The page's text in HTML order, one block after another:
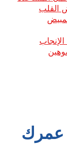
القلب
عمرك